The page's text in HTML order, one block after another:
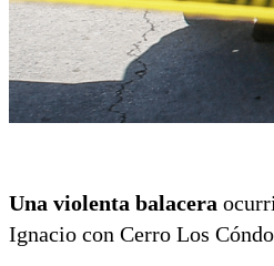
Una violenta balacera
Ignacio con Cerro Los